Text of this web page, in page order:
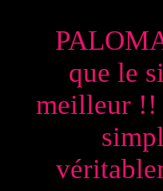
que le
meilleur !!